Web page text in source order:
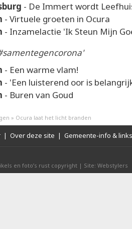
- De Immert wordt
- Virtuele groeten in Ocura
- Inzamelactie 'Ik Steun Mijn
- Een warme vlam!
- 'Een luisterend oor is
- Buren van Goud
» Ocura laat het licht branden
| Over deze site | Gemeente-info & links
en foto’s rust copyright | Site: Webstylers